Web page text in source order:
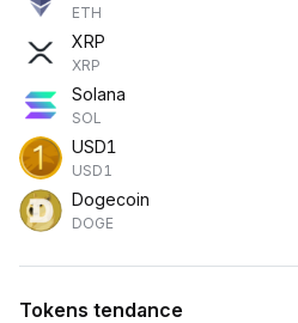
ETH
XRP
XRP
Solana
SOL
USD1
USD1
Dogecoin
DOGE
Tokens tendance